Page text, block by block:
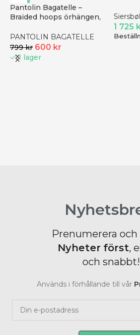
Pantolin Bagatelle –
Braided hoops örhängen,
PANTOLIN BAGATELLE
799kr 600 kr
I lager
Siersbøl
1 725
Prenumerera och
Nyheter först,
och snabbt!
Används i förhållande till vår